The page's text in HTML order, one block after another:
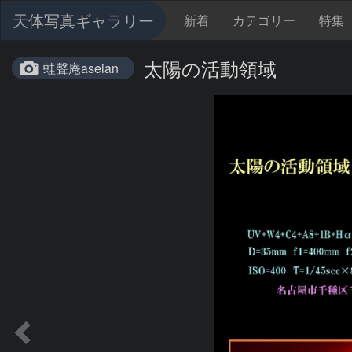
天体写真ギャラリー 新着 カテゴリー 特集
蛙聲庵aseian 太陽の活動領域